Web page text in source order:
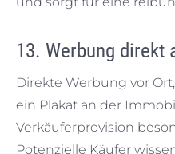
13. Werbung direkt
Direkte Werbung vor
ein Plakat an der
Verkäuferprovision
Potenzielle Käufer